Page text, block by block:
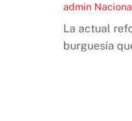
admin
La actual
burguesía